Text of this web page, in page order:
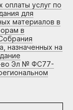
оплаты услуг по
для
материалов в
в
назначенных на
во Эл № ФС77-